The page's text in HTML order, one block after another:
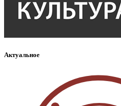
Актуальное